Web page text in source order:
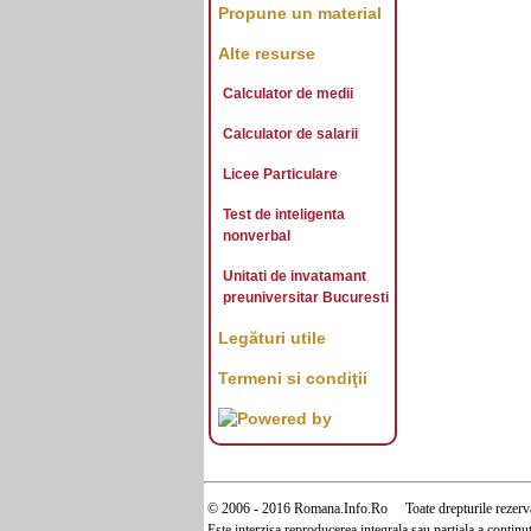
Propune un material
Alte resurse
Calculator de medii
Calculator de salarii
Licee Particulare
Test de inteligenta
nonverbal
Unitati de invatamant
preuniversitar Bucuresti
Legături utile
Termeni si condiţii
© 2006 - 2016 Romana.Info.Ro Toate drepturile